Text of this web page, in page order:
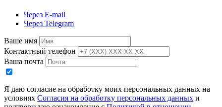
Через E-mail
Через Telegram
Ваше имя
Контактный телефон
Ваша почта
Я даю согласие на обработку моих персональных данных на
условиях Согласия на обработку персональных данных и